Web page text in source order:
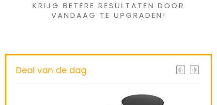
KRIJG BETERE RESULTATEN DOOR
VANDAAG TE UPGRADEN!
Deal van de dag